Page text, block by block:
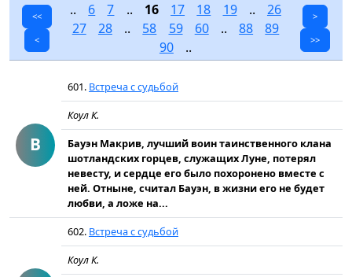
<<
<
.. 6 7 .. 16 17 18 19.. 26
27
28.. 58 59 60..88
89
90..
>
>>
В
601. Встреча с судьбой
Коул К.
Бауэн Макрив, лучший воин таинственного клана
шотландских горцев, служащих Луне, потерял
невесту, и сердце его было похоронено вместе с
ней. Отныне, считал Бауэн, в жизни его не будет
любви, а ложе на...
602. Встреча с судьбой
Коул К.